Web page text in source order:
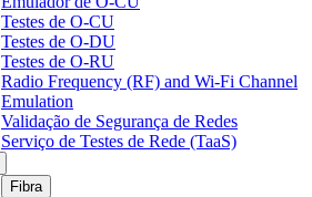
Testes de O-CU
Testes de O-DU
Testes de O-RU
Radio Frequency (RF) and Wi-Fi Channel
Emulation
Validação de Segurança de Redes
Serviço de Testes de Rede (TaaS)
Fibra